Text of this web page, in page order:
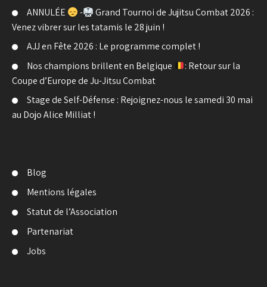
ANNULÉE
-
Grand Tournoi de Jujitsu Combat 2026 :
Venez vibrer sur les tatamis le 28 juin !
AJJ en Fête 2026 : Le programme complet !
Nos champions brillent en Belgique
: Retour sur la
Coupe d’Europe de Ju-Jitsu Combat
Stage de Self-Défense : Rejoignez-nous le samedi 30 mai
au Dojo Alice Milliat !
Blog
Mentions légales
Statut de l’Association
Partenariat
Jobs